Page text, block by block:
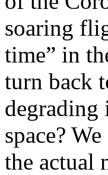
soaring
time” in
turn back
degrading
space?
the actual